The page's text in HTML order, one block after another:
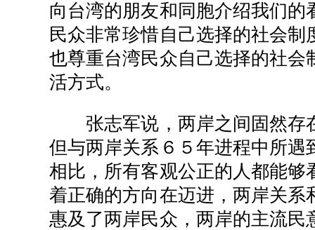
向台湾的朋友和同胞介绍我们的
民众非常珍惜自己选择的社会制
也尊重台湾民众自己选择的社会
活方式。
张志军说，两岸之间固然存
但与两岸关系６５年进程中所遇
相比，所有客观公正的人都能够
着正确的方向在迈进，两岸关系
惠及了两岸民众，两岸的主流民